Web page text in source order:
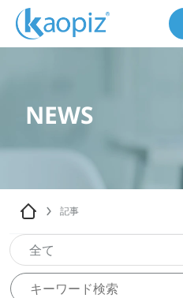
NEWS
記事
全て